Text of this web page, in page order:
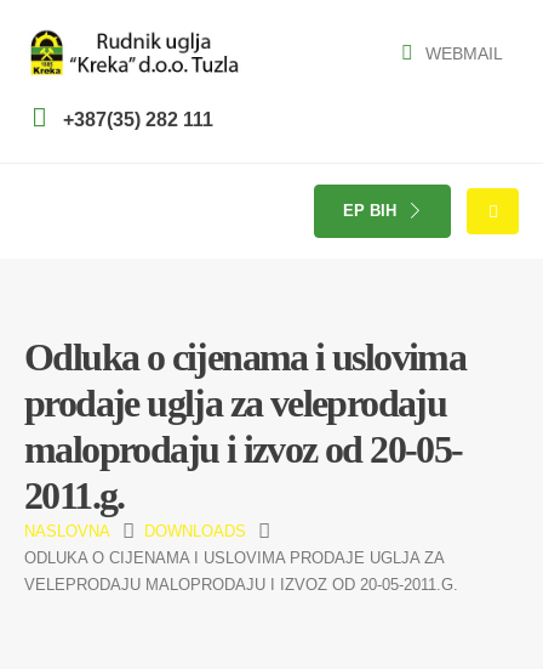
WEBMAIL
+387(35) 282 111
EP BIH
Odluka o cijenama i uslovima
prodaje uglja za veleprodaju
maloprodaju i izvoz od 20-05-
2011.g.
NASLOVNA
DOWNLOADS
ODLUKA O CIJENAMA I USLOVIMA PRODAJE UGLJA ZA
VELEPRODAJU MALOPRODAJU I IZVOZ OD 20-05-2011.G.